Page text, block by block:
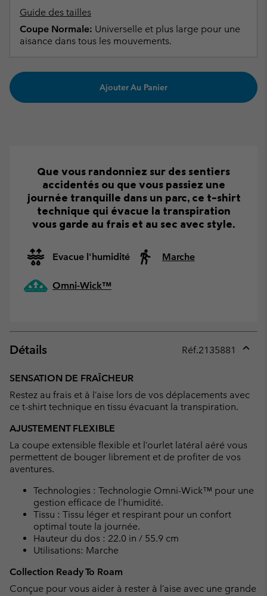
Guide des tailles
Coupe Normale: Universelle et plus large pour une
aisance dans tous les mouvements.
Ajouter Au Panier
Que vous randonniez sur des sentiers
accidentés ou que vous passiez une
journée tranquille dans un parc, ce t-shirt
technique qui évacue la transpiration
vous garde au frais et au sec avec style.
Evacue l'humidité Marche
Omni-Wick™
Détails Réf.2135881
SENSATION DE FRAÎCHEUR
Restez au frais et à l’aise lors de vos déplacements avec
ce t-shirt technique en tissu évacuant la transpiration.
AJUSTEMENT FLEXIBLE
La coupe extensible flexible et l’ourlet latéral aéré vous
permettent de bouger librement et de profiter de vos
aventures.
Technologies : Technologie Omni-Wick™ pour une
gestion efficace de l’humidité.
Tissu : Tissu léger et respirant pour un confort
optimal toute la journée.
Hauteur du dos : 22.0 in / 55.9 cm
Utilisations: Marche
Collection Ready To Roam
Conçue pour vous aider à rester à l’aise avec une grande